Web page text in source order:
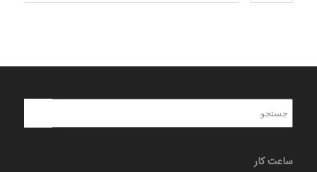
ساعت کار